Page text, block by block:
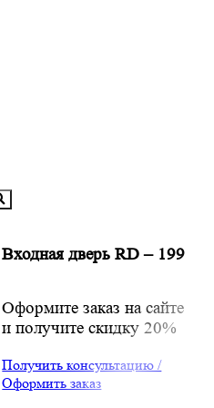
Входная дверь RD – 199
Оформите заказ на сайте
и получите скидку 20%
Получить консультацию /
Оформить заказ